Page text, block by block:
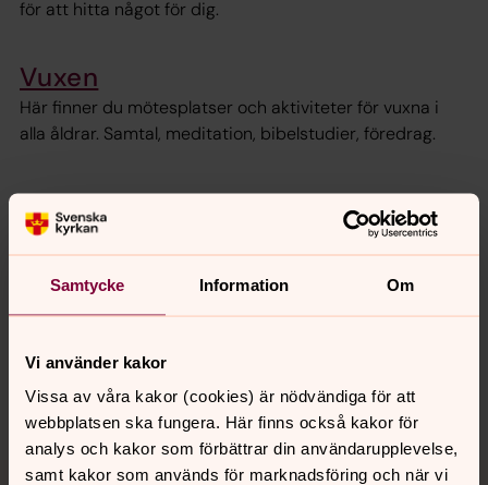
Samtycke Information Om
Vi använder kakor
Vissa av våra kakor (cookies) är nödvändiga för att
webbplatsen ska fungera. Här finns också kakor för
analys och kakor som förbättrar din användarupplevelse,
samt kakor som används för marknadsföring och när vi
för att hitta något för dig.
Vuxen
Här finner du mötesplatser och aktiviteter för vuxna i
alla åldrar. Samtal, meditation, bibelstudier, föredrag.
Senast ändrad 11 september 2025
Synpunkter eller frågor på sidans
innehåll?
brannkyrka.info@svenskakyrkan.se
Dela
Tillbaka till toppen
Tillbaka till innehållet